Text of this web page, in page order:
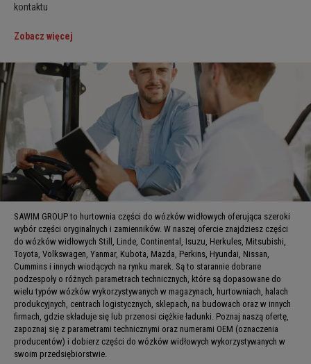
kontaktu
Zobacz więcej
SAWIM GROUP to hurtownia części do wózków widłowych oferująca szeroki
wybór części oryginalnych i zamienników. W naszej ofercie znajdziesz części
do wózków widłowych Still, Linde, Continental, Isuzu, Herkules, Mitsubishi,
Toyota, Volkswagen, Yanmar, Kubota, Mazda, Perkins, Hyundai, Nissan,
Cummins i innych wiodących na rynku marek. Są to starannie dobrane
podzespoły o różnych parametrach technicznych, które są dopasowane do
wielu typów wózków wykorzystywanych w magazynach, hurtowniach, halach
produkcyjnych, centrach logistycznych, sklepach, na budowach oraz w innych
firmach, gdzie składuje się lub przenosi ciężkie ładunki. Poznaj naszą ofertę,
zapoznaj się z parametrami technicznymi oraz numerami OEM (oznaczenia
producentów) i dobierz części do wózków widłowych wykorzystywanych w
swoim przedsiębiorstwie.